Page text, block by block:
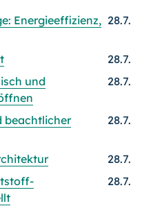
Energieeffizienz, 28.7.
28.7.
und
28.7.
beachtlicher
28.7.
28.7.
28.7.